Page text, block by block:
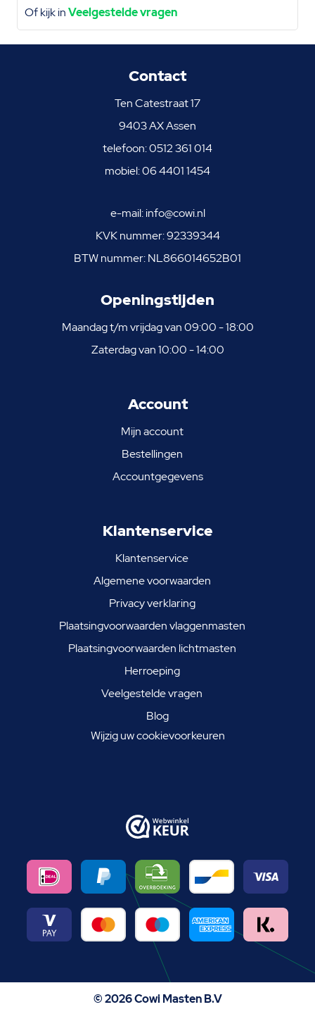
Of kijk inVeelgestelde vragen
Contact
Ten Catestraat 17
9403 AX Assen
telefoon:0512 361 014
mobiel:06 4401 1454
e-mail:info@cowi.nl
KVK nummer: 92339344
BTW nummer: NL866014652B01
Openingstijden
Maandag t/m vrijdag van 09:00 - 18:00
Zaterdag van 10:00 - 14:00
Account
Mijn account
Bestellingen
Accountgegevens
Klantenservice
Klantenservice
Algemene voorwaarden
Privacy verklaring
Plaatsingvoorwaarden vlaggenmasten
Plaatsingvoorwaarden lichtmasten
Herroeping
Veelgestelde vragen
Blog
Wijzig uw cookievoorkeuren
© 2026 Cowi Masten B.V